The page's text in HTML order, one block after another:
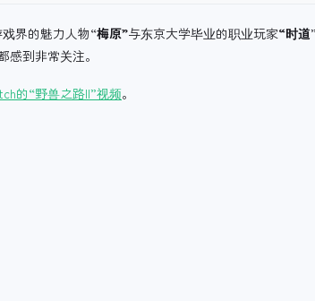
界的魅力人物“梅原”与东京大学毕业的职业玩家“时道
感到非常关注。
的“野兽之路II”视频。